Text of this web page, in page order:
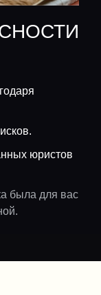
юристов
была для вас